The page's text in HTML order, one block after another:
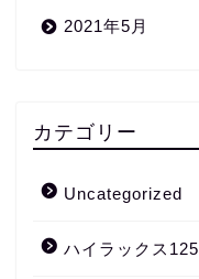
2021年5月
カテゴリー
Uncategorized
ハイラックス125